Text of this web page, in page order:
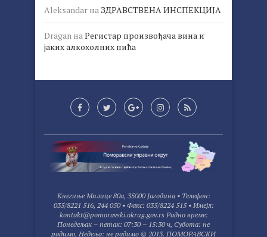
Aleksandar на ЗДРАВСТВЕНА ИНСПЕКЦИЈА
Dragan наРегистар произвођача вина и
јаких алкохолних пића
Kнегиње Милице 80а, 35000 Јагодина • Tелефон:
035/8221 516, 244 050 • Факс: 035/8224 515 • Имејл:
kontakt@pomoravski.okrug.gov.rs Радно време:
Понедељак – петак: 07:30 – 15:30 ч, Субота: не
радимо, Недеља: не радимо © 2013. ПОМОРАВСКИ